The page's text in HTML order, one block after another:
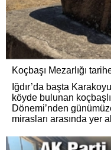
Koçbaşı Mezarlığı
Iğdır’da başta
köyde bulunan
Dönemi’nden
mirasları arasında yer